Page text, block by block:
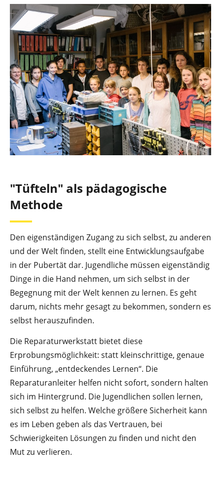
"Tüfteln" als pädagogische
Methode
Den eigenständigen Zugang zu sich selbst, zu anderen
und der Welt finden, stellt eine Entwicklungsaufgabe
in der Pubertät dar. Jugendliche müssen eigenständig
Dinge in die Hand nehmen, um sich selbst in der
Begegnung mit der Welt kennen zu lernen. Es geht
darum, nichts mehr gesagt zu bekommen, sondern es
selbst herauszufinden.
Die Reparaturwerkstatt bietet diese
Erprobungsmöglichkeit: statt kleinschrittige, genaue
Einführung, „entdeckendes Lernen“. Die
Reparaturanleiter helfen nicht sofort, sondern halten
sich im Hintergrund. Die Jugendlichen sollen lernen,
sich selbst zu helfen. Welche größere Sicherheit kann
es im Leben geben als das Vertrauen, bei
Schwierigkeiten Lösungen zu finden und nicht den
Mut zu verlieren.